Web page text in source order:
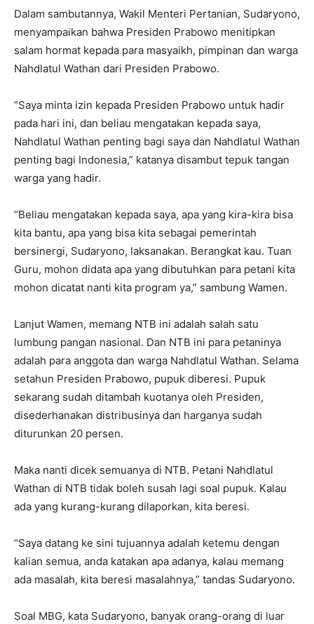
Dalam sambutannya, Wakil Menteri Pertanian, Sudaryono,
menyampaikan bahwa Presiden Prabowo menitipkan
salam hormat kepada para masyaikh, pimpinan dan warga
Nahdlatul Wathan dari Presiden Prabowo.
“Saya minta izin kepada Presiden Prabowo untuk hadir
pada hari ini, dan beliau mengatakan kepada saya,
Nahdlatul Wathan penting bagi saya dan Nahdlatul Wathan
penting bagi Indonesia,” katanya disambut tepuk tangan
warga yang hadir.
“Beliau mengatakan kepada saya, apa yang kira-kira bisa
kita bantu, apa yang bisa kita sebagai pemerintah
bersinergi, Sudaryono, laksanakan. Berangkat kau. Tuan
Guru, mohon didata apa yang dibutuhkan para petani kita
mohon dicatat nanti kita program ya,” sambung Wamen.
Lanjut Wamen, memang NTB ini adalah salah satu
lumbung pangan nasional. Dan NTB ini para petaninya
adalah para anggota dan warga Nahdlatul Wathan. Selama
setahun Presiden Prabowo, pupuk diberesi. Pupuk
sekarang sudah ditambah kuotanya oleh Presiden,
disederhanakan distribusinya dan harganya sudah
diturunkan 20 persen.
Maka nanti dicek semuanya di NTB. Petani Nahdlatul
Wathan di NTB tidak boleh susah lagi soal pupuk. Kalau
ada yang kurang-kurang dilaporkan, kita beresi.
“Saya datang ke sini tujuannya adalah ketemu dengan
kalian semua, anda katakan apa adanya, kalau memang
ada masalah, kita beresi masalahnya,” tandas Sudaryono.
Soal MBG, kata Sudaryono, banyak orang-orang di luar